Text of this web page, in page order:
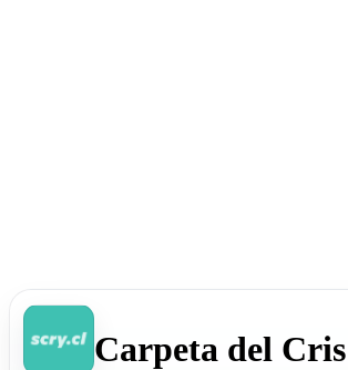
Carpeta del Cris